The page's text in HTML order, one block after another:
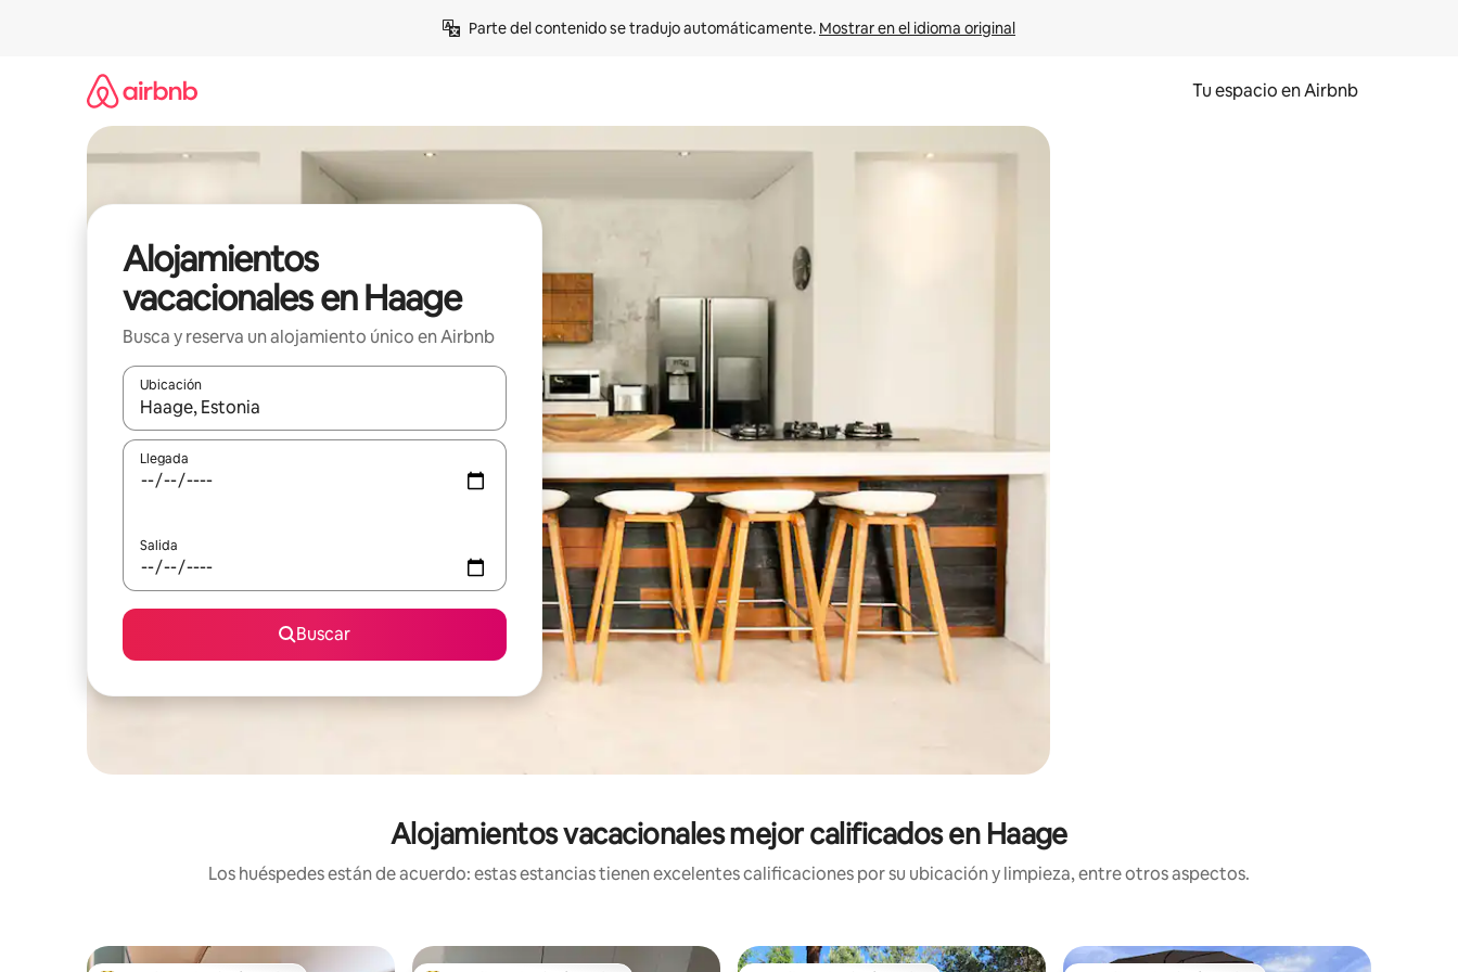
Parte del contenido se tradujo automáticamente. Mostrar en el idioma original
Tu espacio en Airbnb
Alojamientos
vacacionales en Haage
Busca y reserva un alojamiento único en Airbnb
Ubicación
Cuando los resultados estén disponibles, podrás navegar usando las teclas de las flechas hacia arriba y hacia abajo, o bien tocando y deslizando la pantalla.
Llegada
Salida
Buscar
Alojamientos vacacionales mejor calificados en Haage
Los huéspedes están de acuerdo: estas estancias tienen excelentes calificaciones por su ubicación y limpieza, entre otros aspectos.